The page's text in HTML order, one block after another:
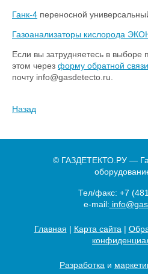
Ганк-4 переносной
Газоанализаторы кислорода
Если вы затрудняетесь в
этом через форму обратной связи
почту info@gasdetecto.ru.
Назад
© ГАЗДЕТЕКТО.РУ —
Тел/факс: +7
e-mail:
Главная | Карта сайта |
Разработка и